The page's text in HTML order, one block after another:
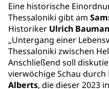
Eine historische
Thessaloniki gibt am
Historiker Ulrich
„Untergang einer
Thessaloniki zwischen
Anschließend soll
vierwöchige Schau
Alberts, die dieser 2023